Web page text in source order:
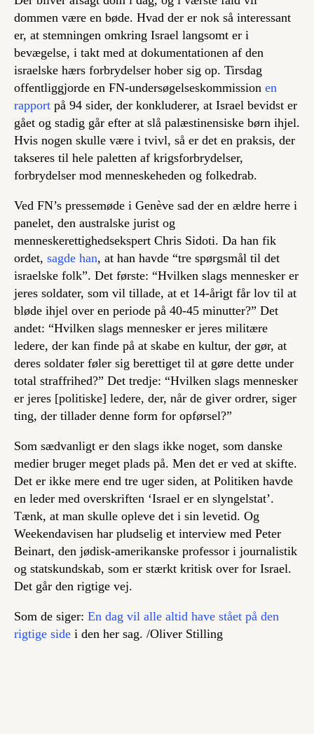
dommen være en bøde. Hvad der er nok så interessant
er, at stemningen omkring Israel langsomt er i
bevægelse, i takt med at dokumentationen af den
israelske hærs forbrydelser hober sig op. Tirsdag
offentliggjorde en FN-undersøgelseskommission en
rapport på 94 sider, der konkluderer, at Israel bevidst er
gået og stadig går efter at slå palæstinensiske børn ihjel.
Hvis nogen skulle være i tvivl, så er det en praksis, der
takseres til hele paletten af krigsforbrydelser,
forbrydelser mod menneskeheden og folkedrab.
Ved FN’s pressemøde i Genève sad der en ældre herre i
panelet, den australske jurist og
menneskerettighedsekspert Chris Sidoti. Da han fik
ordet, sagde han, at han havde “tre spørgsmål til det
israelske folk”. Det første: “Hvilken slags mennesker er
jeres soldater, som vil tillade, at et 14-årigt får lov til at
bløde ihjel over en periode på 40-45 minutter?” Det
andet: “Hvilken slags mennesker er jeres militære
ledere, der kan finde på at skabe en kultur, der gør, at
deres soldater føler sig berettiget til at gøre dette under
total straffrihed?” Det tredje: “Hvilken slags mennesker
er jeres [politiske] ledere, der, når de giver ordrer, siger
ting, der tillader denne form for opførsel?”
Som sædvanligt er den slags ikke noget, som danske
medier bruger meget plads på. Men det er ved at skifte.
Det er ikke mere end tre uger siden, at Politiken havde
en leder med overskriften ‘Israel er en slyngelstat’.
Tænk, at man skulle opleve det i sin levetid. Og
Weekendavisen har pludselig et interview med Peter
Beinart, den jødisk-amerikanske professor i journalistik
og statskundskab, som er stærkt kritisk over for Israel.
Det går den rigtige vej.
Som de siger: En dag vil alle altid have stået på den
rigtige side i den her sag. /Oliver Stilling